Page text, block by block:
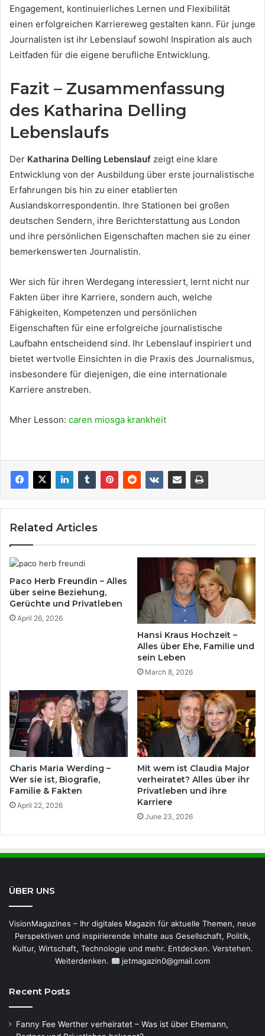
Engagement, kontinuierliches Lernen und Flexibilität
einen erfolgreichen Karriereweg gestalten kann. Für junge
Journalisten ist ihr Lebenslauf sowohl Inspiration als auch
Leitfaden für die eigene berufliche Entwicklung.
Fazit – Zusammenfassung
des Katharina Delling
Lebenslaufs
Der Katharina Delling Lebenslauf zeigt eine klare
Entwicklung von der Ausbildung über erste journalistische
Erfahrungen bis hin zu einer etablierten
Auslandskorrespondentin. Ihre Stationen bei großen
deutschen Sendern, ihre Berichterstattung aus London
und ihre persönlichen Eigenschaften machen sie zu einer
bemerkenswerten Journalistin.
Wer sich für ihren Werdegang interessiert, lernt nicht nur
Fakten über ihre Karriere, sondern auch, welche
Fähigkeiten, Kompetenzen und persönlichen
Eigenschaften für eine erfolgreiche journalistische
Laufbahn entscheidend sind. Ihr Lebenslauf inspiriert und
bietet wertvolle Einsichten in die Praxis des Journalismus,
insbesondere für diejenigen, die eine internationale
Karriere anstreben.
Mher Lesson: caren miosga krankheit
Related Articles
Paco Herb Freundin – Alles
über seine Beziehung,
Gerüchte und Privatleben
April 26, 2026
Hansi Kraus Hochzeit –
Alles über Ehe, Familie und
sein Leben
March 8, 2026
Charis Maria Werding –
Wer sie ist, Biografie,
Familie & Fakten
April 22, 2026
Mit wem ist Claudia Major
verheiratet? Alles über ihr
Privatleben und ihre
Karriere
June 23, 2026
ÜBER UNS
VisionMagazines – Ihr digitales Magazin für aktuelle Themen, neue
Perspektiven und inspirierende Inhalte aus Gesellschaft, Politik,
Kultur, Wirtschaft, Technologie und mehr. Entdecken. Verstehen.
Weiterdenken.
jetmagazin0@gmail.com
Recent Posts
Fanny Fee Werther verheiratet – Was ist über Ehemann,